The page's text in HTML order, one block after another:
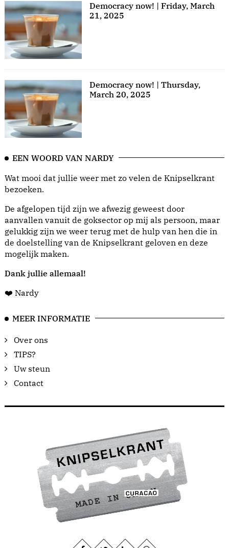
Democracy now! | Friday, March
21, 2025
Democracy now! | Thursday,
March 20, 2025
EEN WOORD VAN NARDY
Wat mooi dat jullie weer met zo velen de Knipselkrant
bezoeken.
De afgelopen tijd zijn we afwezig geweest door
aanvallen vanuit de goksector op mij als persoon, maar
gelukkig zijn we weer terug met de hulp van hen die in
de doelstelling van de Knipselkrant geloven en deze
mogelijk maken.
Dank jullie allemaal!
❤️ Nardy
MEER INFORMATIE
Over ons
TIPS?
Uw steun
Contact